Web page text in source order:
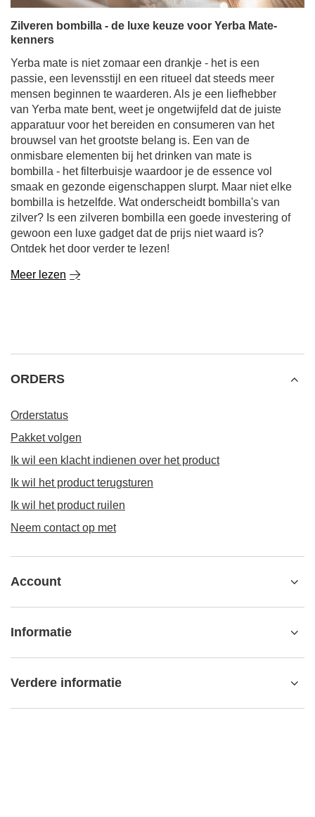
Zilveren bombilla - de luxe keuze voor Yerba Mate-
kenners
Yerba mate is niet zomaar een drankje - het is een
passie, een levensstijl en een ritueel dat steeds meer
mensen beginnen te waarderen. Als je een liefhebber
van Yerba mate bent, weet je ongetwijfeld dat de juiste
apparatuur voor het bereiden en consumeren van het
brouwsel van het grootste belang is. Een van de
onmisbare elementen bij het drinken van mate is
bombilla - het filterbuisje waardoor je de essence vol
smaak en gezonde eigenschappen slurpt. Maar niet elke
bombilla is hetzelfde. Wat onderscheidt bombilla's van
zilver? Is een zilveren bombilla een goede investering of
gewoon een luxe gadget dat de prijs niet waard is?
Ontdek het door verder te lezen!
Meer lezen
ORDERS
Orderstatus
Pakket volgen
Ik wil een klacht indienen over het product
Ik wil het product terugsturen
Ik wil het product ruilen
Neem contact op met
Account
Informatie
Verdere informatie